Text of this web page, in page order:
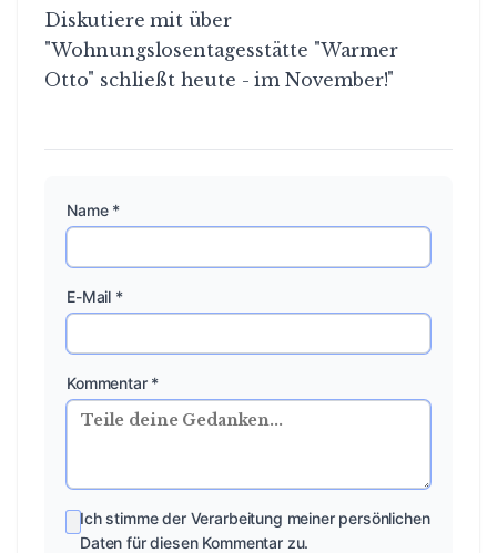
Diskutiere mit über
"Wohnungslosentagesstätte "Warmer
Otto" schließt heute - im November!"
Name *
E-Mail *
Kommentar *
Ich stimme der Verarbeitung meiner persönlichen
Daten für diesen Kommentar zu.